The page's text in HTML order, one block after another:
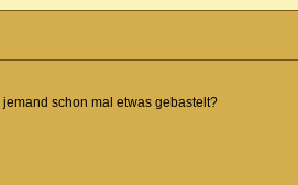
schon mal etwas gebastelt?